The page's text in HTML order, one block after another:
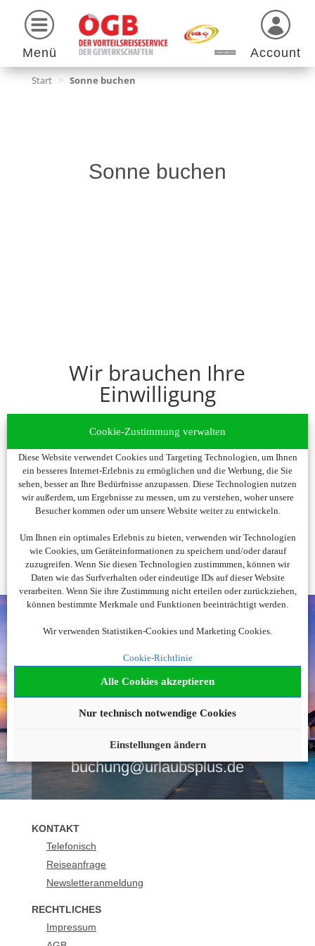
Cookie-Zustimmung verwalten
Diese Website verwendet Cookies und Targeting Technologien, um Ihnen
ein besseres Internet-Erlebnis zu ermöglichen und die Werbung, die Sie
sehen, besser an Ihre Bedürfnisse anzupassen. Diese Technologien nutzen
wir außerdem, um Ergebnisse zu messen, um zu verstehen, woher unsere
Besucher kommen oder um unsere Website weiter zu entwickeln.
Um Ihnen ein optimales Erlebnis zu bieten, verwenden wir Technologien
wie Cookies, um Geräteinformationen zu speichern und/oder darauf
zuzugreifen. Wenn Sie diesen Technologien zustimmmen, können wir
Daten wie das Surfverhalten oder eindeutige IDs auf dieser Website
verarbeiten. Wenn Sie ihre Zustimmung nicht erteilen oder zurückziehen,
können bestimmte Merkmale und Funktionen beeinträchtigt werden.
Wir verwenden Statistiken-Cookies und Marketing Cookies.
Cookie-Richtlinie
Alle Cookies akzeptieren
Nur technisch notwendige Cookies
Einstellungen ändern
Menü Account
Start > Sonne buchen
Sonne buchen
Wir brauchen Ihre
Einwilligung
die Cookies. Es werden ggf. personenbezogene
Daten verarbeitet.
Cookies akzeptieren
Noch nicht fündig
geworden?
Wir beraten Sie gerne!
0043 12051927
buchung@urlaubsplus.de
KONTAKT
Telefonisch
Reiseanfrage
Newsletteranmeldung
RECHTLICHES
Impressum